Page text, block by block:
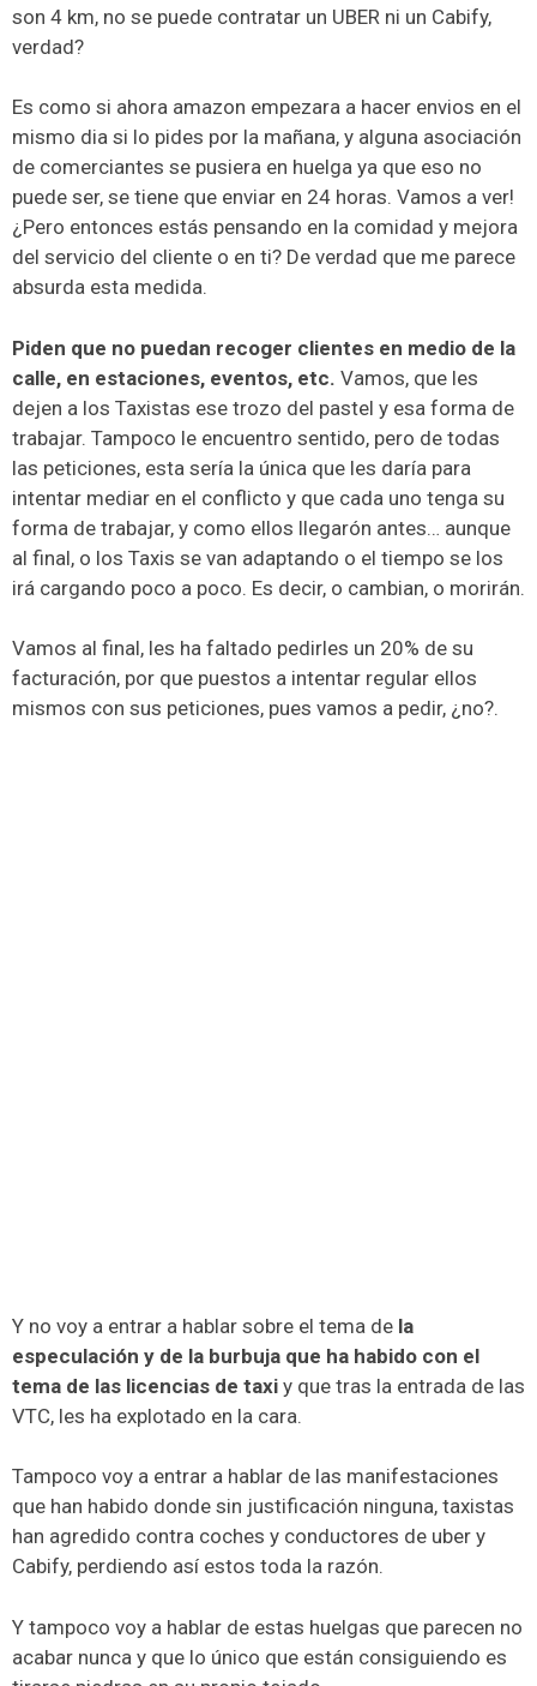
son 4 km, no se puede contratar un UBER ni un Cabify,
verdad?
Es como si ahora amazon empezara a hacer envios en el
mismo dia si lo pides por la mañana, y alguna asociación
de comerciantes se pusiera en huelga ya que eso no
puede ser, se tiene que enviar en 24 horas. Vamos a ver!
¿Pero entonces estás pensando en la comidad y mejora
del servicio del cliente o en ti? De verdad que me parece
absurda esta medida.
Piden que no puedan recoger clientes en medio de la
calle, en estaciones, eventos, etc. Vamos, que les
dejen a los Taxistas ese trozo del pastel y esa forma de
trabajar. Tampoco le encuentro sentido, pero de todas
las peticiones, esta sería la única que les daría para
intentar mediar en el conflicto y que cada uno tenga su
forma de trabajar, y como ellos llegarón antes… aunque
al final, o los Taxis se van adaptando o el tiempo se los
irá cargando poco a poco. Es decir, o cambian, o morirán.
Vamos al final, les ha faltado pedirles un 20% de su
facturación, por que puestos a intentar regular ellos
mismos con sus peticiones, pues vamos a pedir, ¿no?.
Y no voy a entrar a hablar sobre el tema de la
especulación y de la burbuja que ha habido con el
tema de las licencias de taxi y que tras la entrada de las
VTC, les ha explotado en la cara.
Tampoco voy a entrar a hablar de las manifestaciones
que han habido donde sin justificación ninguna, taxistas
han agredido contra coches y conductores de uber y
Cabify, perdiendo así estos toda la razón.
Y tampoco voy a hablar de estas huelgas que parecen no
acabar nunca y que lo único que están consiguiendo es